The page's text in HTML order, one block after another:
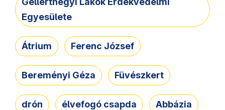
Egyesülete
Átrium Ferenc József
Bereményi Géza Füvészkert
drón élvefogó csapda Abbázia